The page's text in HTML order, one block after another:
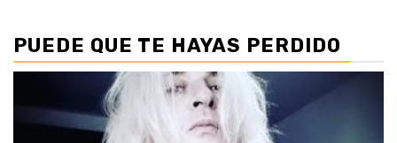
PUEDE QUE TE HAYAS PERDIDO